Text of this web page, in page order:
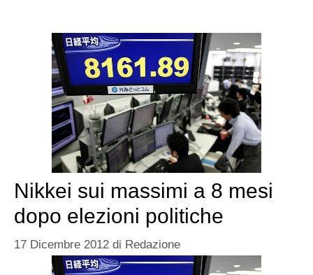
Nikkei sui massimi a 8 mesi
dopo elezioni politiche
17 Dicembre 2012 di Redazione